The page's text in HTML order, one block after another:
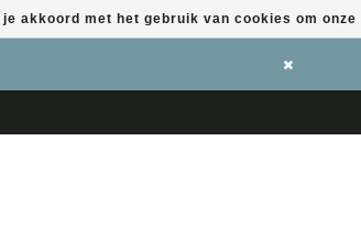
akkoord met het gebruik van cookies om